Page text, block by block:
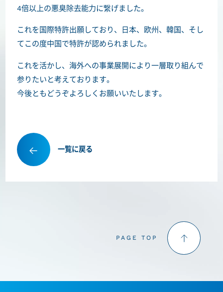
4倍以上の悪臭除去能力に繋げました。
これを国際特許出願しており、日本、欧州、韓国、そし
てこの度中国で特許が認められました。
これを活かし、海外への事業展開により一層取り組んで
参りたいと考えております。
今後ともどうぞよろしくお願いいたします。
一覧に戻る
PAGE TOP